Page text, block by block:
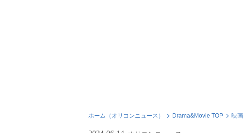
ホーム（オリコンニュース） Drama&Movie TOP 映画